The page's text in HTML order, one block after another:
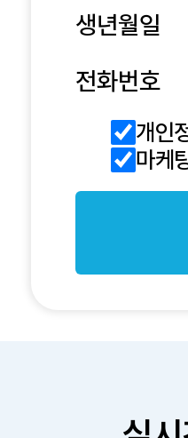
생년월일
전화번호
개인
마케